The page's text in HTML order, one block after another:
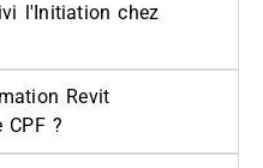
l'Initiation chez
Revit
CPF ?